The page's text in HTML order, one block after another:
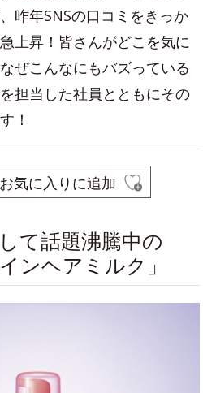
昨年SNSの口コミをきっか
上昇！皆さんがどこを気に
ぜこんなにもバズっている
担当した社員とともにその
！
気に入りに追加
て話題沸騰中の
ンヘアミルク」